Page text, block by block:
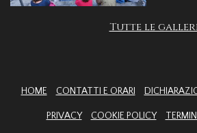
Tutte le
HOME CONTATTI E ORARI
PRIVACY COOKIE POLICY